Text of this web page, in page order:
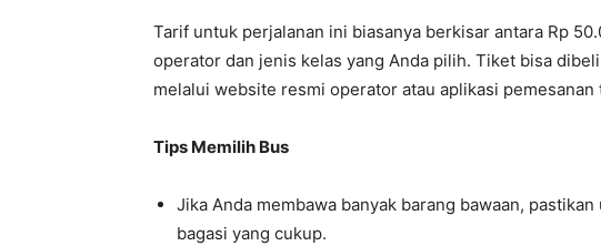
Tarif untuk perjalanan ini biasanya berkisar antara Rp
operator dan jenis kelas yang Anda pilih. Tiket bisa
melalui website resmi operator atau aplikasi pemesanan
Tips Memilih Bus
Jika Anda membawa banyak barang bawaan,
bagasi yang cukup.